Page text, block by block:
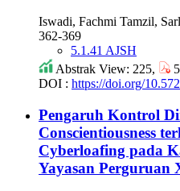
Iswadi, Fachmi Tamzil,
362-369
5.1.41 AJSH
Abstrak View: 225,
DOI : https://doi.org/
Pengaruh Kontrol
Conscientiousness
Cyberloafing pada
Yayasan Perguruan